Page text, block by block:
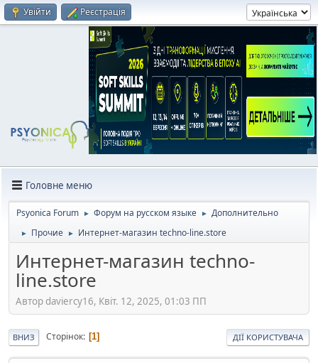
Увійти Реєстрація
Головне меню
Psyonica Forum ► Форум на русском языке ► Дополнительно
► Прочие ► Интернет-магазин techno-line.store
Интернет-магазин techno-
line.store
Автор daviercy16, Квіт. 12, 2025, 01:03 ПП
ВНИЗ Сторінок 1 ДІЇ КОРИСТУВАЧА